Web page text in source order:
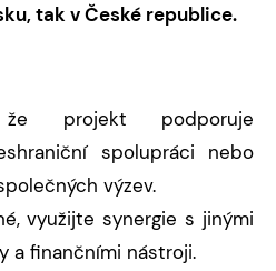
tak v České republice.
projekt podporuje
spolupráci nebo
výzev.
využijte synergie s jinými
a finančními nástroji.